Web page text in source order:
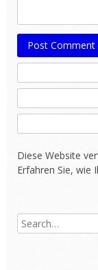
Post Comment
Diese Website
Erfahren Sie, wie